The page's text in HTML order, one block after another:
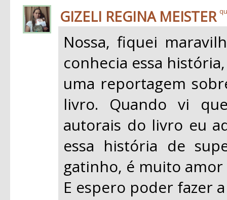
GIZELI REGINA MEISTER
Nossa, fiquei
conhecia essa
uma reportagem
livro. Quando vi
autorais do livro eu
essa história de
gatinho, é muito
E espero poder fazer